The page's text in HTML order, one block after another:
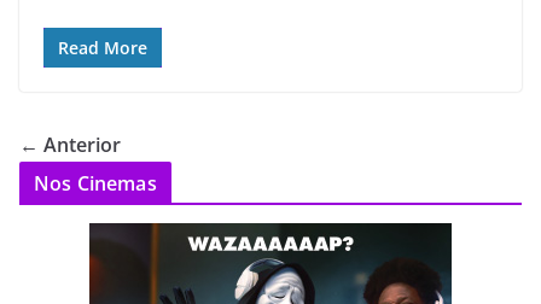
Read More
← Anterior
Nos Cinemas